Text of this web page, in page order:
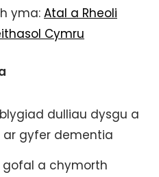
yma: Atal a Rheoli
Cymru
dulliau dysgu a
gyfer dementia
gofal a chymorth